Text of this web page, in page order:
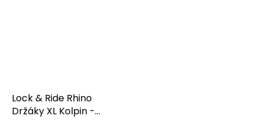
Lock & Ride Rhino
Držáky XL Kolpin -